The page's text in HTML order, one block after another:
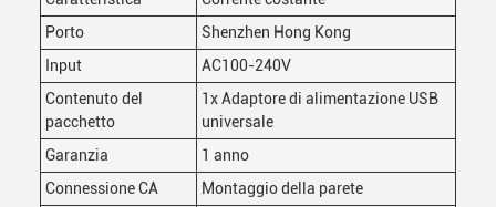
Porto
Shenzhen Hong Kong
Input
AC100-240V
Contenuto del
pacchetto
1x Adaptore di alimentazione USB
universale
Garanzia
1 anno
Connessione CA
Montaggio della parete